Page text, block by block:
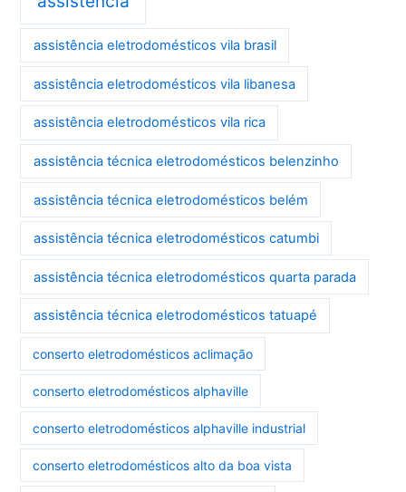
assistência eletrodomésticos vila brasil
assistência eletrodomésticos vila libanesa
assistência eletrodomésticos vila rica
assistência técnica eletrodomésticos belenzinho
assistência técnica eletrodomésticos belém
assistência técnica eletrodomésticos catumbi
assistência técnica eletrodomésticos quarta parada
assistência técnica eletrodomésticos tatuapé
conserto eletrodomésticos aclimação
conserto eletrodomésticos alphaville
conserto eletrodomésticos alphaville industrial
conserto eletrodomésticos alto da boa vista